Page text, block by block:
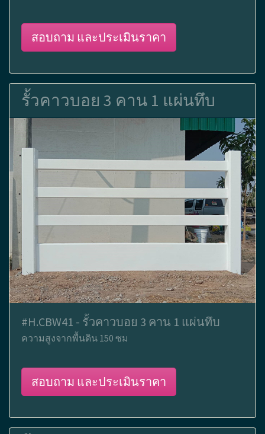
สอบถาม และประเมินราคา
รั้วคาวบอย 3 คาน 1 แผ่นทึบ
#H.CBW41 - รั้วคาวบอย 3 คาน 1 แผ่นทึบ
ความสูงจากพื้นดิน 150 ซม
สอบถาม และประเมินราคา